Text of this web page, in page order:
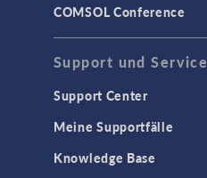
COMSOL Conference
Support und Service
Support Center
Meine Supportfälle
Knowledge Base